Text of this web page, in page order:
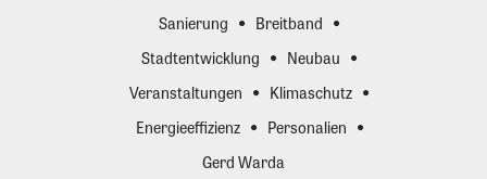
Sanierung
Breitband
Stadtentwicklung
Neubau
Veranstaltungen
Klimaschutz
Energieeffizienz
Personalien
Gerd Warda